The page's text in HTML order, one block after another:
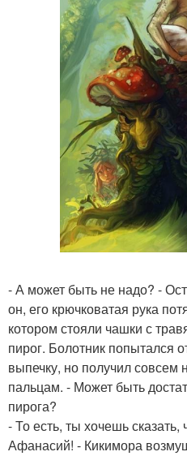
- А может быть не надо? -
он, его крючковатая рука
котором стояли чашки с
пирог. Болотник попытался
выпечку, но получил
пальцам. - Может быть
пирога?
- То есть, ты хочешь
Афанасий! - Кикимора